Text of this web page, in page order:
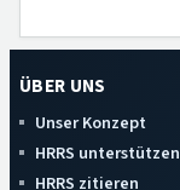
ÜBER UNS
Unser Konzept
HRRS unterstützen
HRRS zitieren